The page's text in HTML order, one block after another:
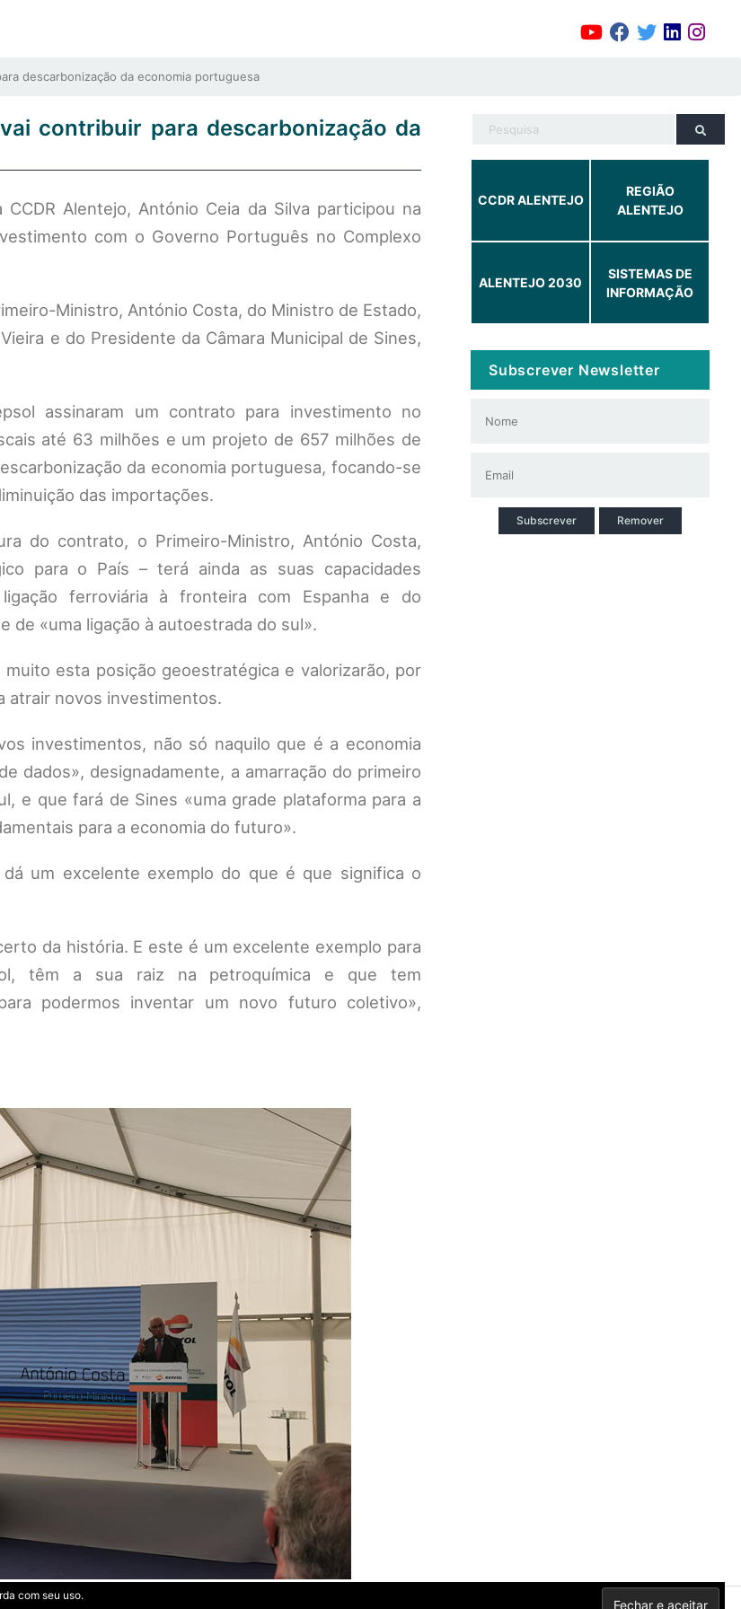
descarbonização da economia portuguesa
contribuir para descarbonização da
Alentejo, António Ceia da Silva participou na
com o Governo Português no Complexo
Ministro, António Costa, do Ministro de Estado,
e do Presidente da Câmara Municipal de Sines,
assinaram um contrato para investimento no
até 63 milhões e um projeto de 657 milhões de
da economia portuguesa, focando-se
das importações.
do contrato, o Primeiro-Ministro, António Costa,
para o País – terá ainda as suas capacidades
ferroviária à fronteira com Espanha e do
de «uma ligação à autoestrada do sul».
esta posição geoestratégica e valorizarão, por
atrair novos investimentos.
investimentos, não só naquilo que é a economia
dados», designadamente, a amarração do primeiro
e que fará de Sines «uma grade plataforma para a
para a economia do futuro».
um excelente exemplo do que é que significa o
da história. E este é um excelente exemplo para
têm a sua raiz na petroquímica e que tem
podermos inventar um novo futuro coletivo»,
CCDR ALENTEJO
REGIÃO
ALENTEJO
ALENTEJO 2030
SISTEMAS DE
INFORMAÇÃO
Subscrever Newsletter
Subscrever Remover
com seu uso.